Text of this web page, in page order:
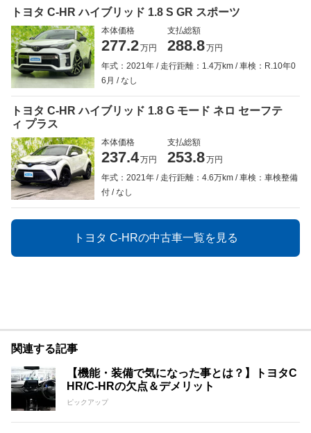
トヨタ C-HR ハイブリッド 1.8 S GR スポーツ
本体価格
277.2万円
支払総額
288.8万円
年式：2021年
走行距離：1.4万km
車検：R.10年0
6月
なし
トヨタ C-HR ハイブリッド 1.8 G モード ネロ セーフテ
ィ プラス
本体価格
237.4万円
支払総額
253.8万円
年式：2021年
走行距離：4.6万km
車検：車検整備
付
なし
トヨタ C-HRの中古車一覧を見る
関連する記事
【機能・装備で気になった事とは？】トヨタC
HR/C-HRの欠点＆デメリット
ピックアップ